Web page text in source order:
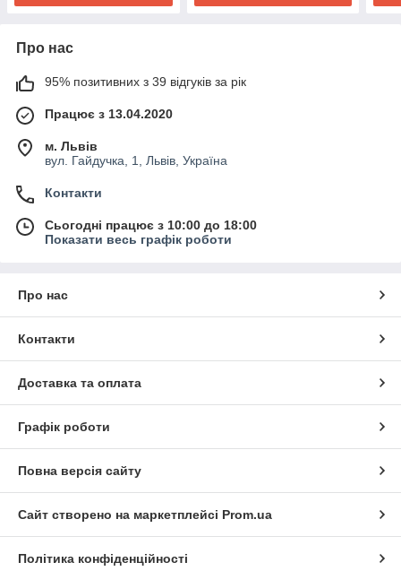
Про нас
95% позитивних з 39 відгуків за рік
Працює з 13.04.2020
м. Львів
вул. Гайдучка, 1, Львів, Україна
Контакти
Сьогодні працює з 10:00 до 18:00
Показати весь графік роботи
Про нас
Контакти
Доставка та оплата
Графік роботи
Повна версія сайту
Сайт створено на маркетплейсі Prom.ua
Політика конфіденційності